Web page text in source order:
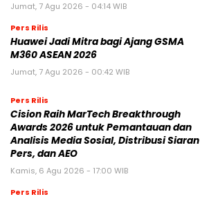
Jumat, 7 Agu 2026 - 04:14 WIB
Pers Rilis
Huawei Jadi Mitra bagi Ajang GSMA
M360 ASEAN 2026
Jumat, 7 Agu 2026 - 00:42 WIB
Pers Rilis
Cision Raih MarTech Breakthrough
Awards 2026 untuk Pemantauan dan
Analisis Media Sosial, Distribusi Siaran
Pers, dan AEO
Kamis, 6 Agu 2026 - 17:00 WIB
Pers Rilis